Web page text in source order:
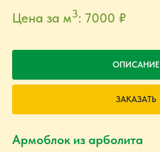
Цена за м3: 7000 ₽
ОПИСАНИЕ
ЗАКАЗАТЬ
Армоблок из арболита